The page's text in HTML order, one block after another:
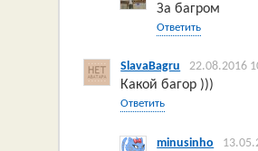
За багром
Ответить
SlavaBagru 22.08.2016
Какой багор )))
Ответить
minusinho